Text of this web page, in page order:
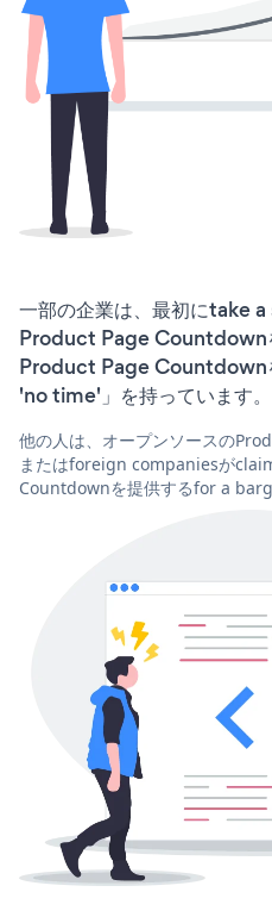
一部の企業は、最初にtake
Product Page Countdown
Product Page Countdown
'no time'」を持っています。
他の人は、オープンソースの
またはforeign companiesが
Countdownを提供するfor a